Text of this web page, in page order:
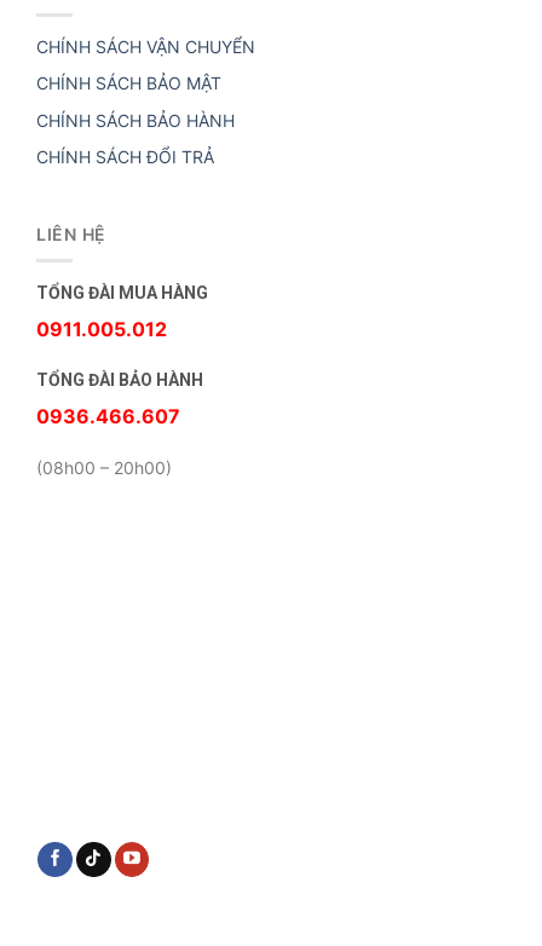
CHÍNH SÁCH VẬN CHUYỂN
CHÍNH SÁCH BẢO MẬT
CHÍNH SÁCH BẢO HÀNH
CHÍNH SÁCH ĐỔI TRẢ
LIÊN HỆ
TỔNG ĐÀI MUA HÀNG
0911.005.012
TỔNG ĐÀI BẢO HÀNH
0936.466.607
(08h00 – 20h00)